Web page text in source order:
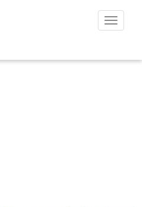
Toggle